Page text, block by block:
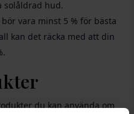
solåldrad hud.
vara minst 5 % för bästa
kan det räcka med att din
du kan använda om